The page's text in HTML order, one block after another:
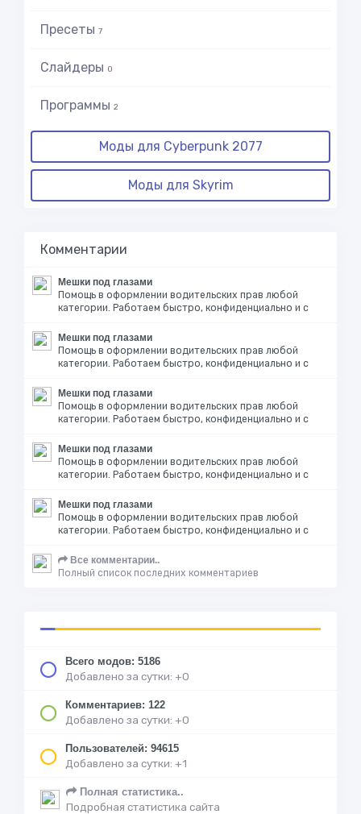
Пресеты 7
Слайдеры 0
Программы 2
Моды для Cyberpunk 2077
Моды для Skyrim
Комментарии
Мешки под глазами
Помощь в оформлении водительских прав любой
категории. Работаем быстро, конфиденциально и с
Мешки под глазами
Помощь в оформлении водительских прав любой
категории. Работаем быстро, конфиденциально и с
Мешки под глазами
Помощь в оформлении водительских прав любой
категории. Работаем быстро, конфиденциально и с
Мешки под глазами
Помощь в оформлении водительских прав любой
категории. Работаем быстро, конфиденциально и с
Мешки под глазами
Помощь в оформлении водительских прав любой
категории. Работаем быстро, конфиденциально и с
Все комментарии..
Полный список последних комментариев
Всего модов: 5186
Добавлено за сутки: +0
Комментариев: 122
Добавлено за сутки: +0
Пользователей: 94615
Добавлено за сутки: +1
Полная статистика..
Подробная статистика сайта